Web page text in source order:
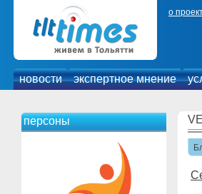
о
новости экспертное мнение
персоны